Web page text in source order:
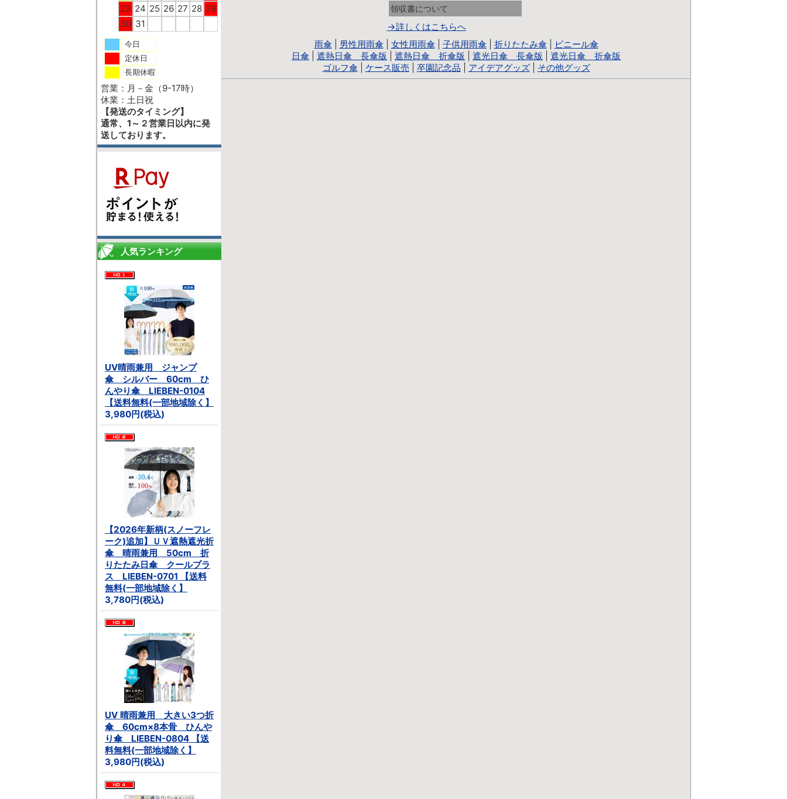
23 24 25 26 27 28 29
30 31
今日
定休日
長期休暇
営業：月－金（9-17時）
休業：土日祝
【発送のタイミング】
通常、1～２営業日以内に発
送しております。
人気ランキング
UV晴雨兼用 ジャンプ
傘 シルバー 60cm ひ
んやり傘 LIEBEN-0104
【送料無料(一部地域除く】
3,980円(税込)
【2026年新柄(スノーフレ
ーク)追加】ＵＶ遮熱遮光折
傘 晴雨兼用 50cm 折
りたたみ日傘 クールプラ
ス LIEBEN-0701 【送料
無料(一部地域除く】
3,780円(税込)
UV 晴雨兼用 大きい3つ折
傘 60cm×8本骨 ひんや
り傘 LIEBEN-0804 【送
料無料(一部地域除く】
3,980円(税込)
領収書について
→詳しくはこちらへ
雨傘| 男性用雨傘| 女性用雨傘| 子供用雨傘| 折りたたみ傘|
ビニール傘
日傘
遮熱日傘 長傘版 遮熱日傘 折傘版 遮光日傘 長傘版
遮光日傘 折傘版
ゴルフ傘| ケース販売 卒園記念品 アイデアグッズ| その他グッズ